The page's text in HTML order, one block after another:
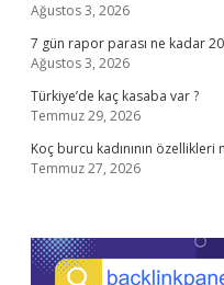
Ağustos 3, 2026
7 gün rapor parası ne kadar
Ağustos 3, 2026
Türkiye’de kaç kasaba var ?
Temmuz 29, 2026
Koç burcu kadınının özellikleri
Temmuz 27, 2026